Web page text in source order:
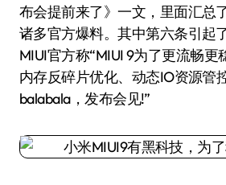
布会提前来了》一文，里面汇总
诸多官方爆料。其中第六条引起
MIUI官方称“MIUI 9为了更流畅更
内存反碎片优化、动态IO资源管
balabala，发布会见!”